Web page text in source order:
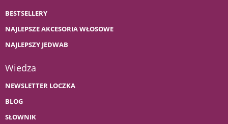
BESTSELLERY
NAJLEPSZE AKCESORIA WŁOSOWE
NAJLEPSZY JEDWAB
Wiedza
NEWSLETTER LOCZKA
BLOG
SŁOWNIK